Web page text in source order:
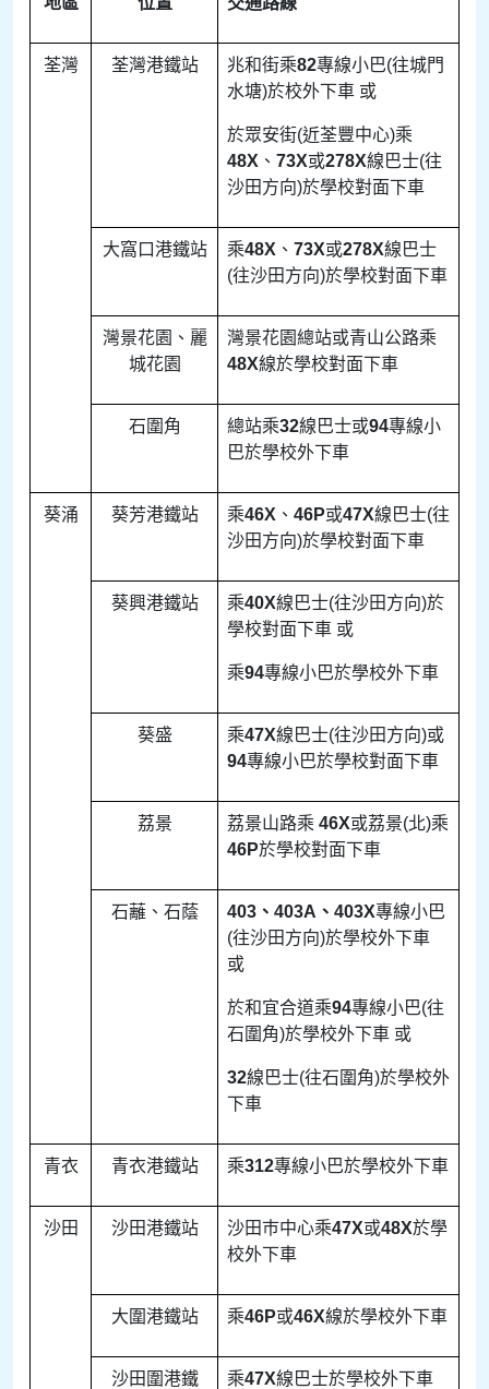
荃灣 荃灣港鐵站 兆和街乘82專線小巴(往城門
水塘)於校外下車 或
於眾安街(近荃豐中心)乘
48X 、 73X或278X線巴士(往
沙田方向)於學校對面下車
大窩口港鐵站 乘48X 、 73X或278X線巴士
(往沙田方向)於學校對面下車
灣景花園、麗
城花園
灣景花園總站或青山公路乘
48X線於學校對面下車
石圍角 總站乘32線巴士或94專線小
巴於學校外下車
葵涌 葵芳港鐵站 乘46X 、 46P或47X線巴士(往
沙田方向)於學校對面下車
葵興港鐵站 乘40X線巴士(往沙田方向)於
學校對面下車 或
乘94專線小巴於學校外下車
葵盛 乘47X線巴士(往沙田方向)或
94專線小巴於學校對面下車
荔景 荔景山路乘 46X或荔景(北)乘
46P於學校對面下車
石蘺、石蔭 403 、 403A 、 403X專線小巴
(往沙田方向)於學校外下車
或
於和宜合道乘94專線小巴(往
石圍角)於學校外下車 或
32線巴士(往石圍角)於學校外
下車
青衣 青衣港鐵站 乘312專線小巴於學校外下車
沙田 沙田港鐵站 沙田巿中心乘47X或48X於學
校外下車
大圍港鐵站 乘46P或46X線於學校外下車
沙田圍港鐵
乘47X線巴士於學校外下車